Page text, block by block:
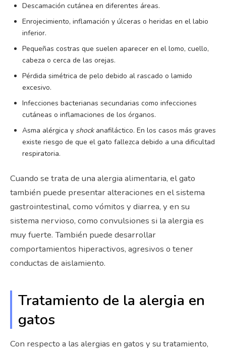
Descamación cutánea en diferentes áreas.
Enrojecimiento, inflamación y úlceras o heridas en el labio
inferior.
Pequeñas costras que suelen aparecer en el lomo, cuello,
cabeza o cerca de las orejas.
Pérdida simétrica de pelo debido al rascado o lamido
excesivo.
Infecciones bacterianas secundarias como infecciones
cutáneas o inflamaciones de los órganos.
Asma alérgica y shockanafiláctico. En los casos más graves
existe riesgo de que el gato fallezca debido a una dificultad
respiratoria.
Cuando se trata de una alergia alimentaria, el gato
también puede presentar alteraciones en el sistema
gastrointestinal, como vómitos y diarrea, y en su
sistema nervioso, como convulsiones si la alergia es
muy fuerte. También puede desarrollar
comportamientos hiperactivos, agresivos o tener
conductas de aislamiento.
Tratamiento de la alergia en
gatos
Con respecto a las alergias en gatos y su tratamiento,